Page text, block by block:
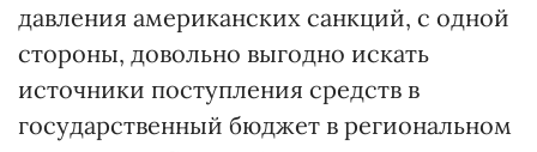
давления американских санкций, с одной
стороны, довольно выгодно искать
источники поступления средств в
государственный бюджет в региональном